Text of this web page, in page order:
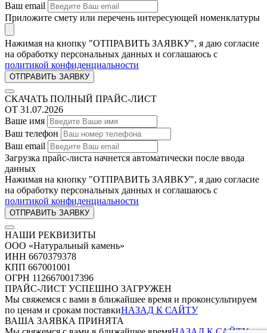
Ваш email
Приложите смету или перечень интересующей номенклатуры
Нажимая на кнопку "ОТПРАВИТЬ ЗАЯВКУ", я даю согласие
на обработку персональных данных и соглашаюсь c
политикой конфиденциальности
СКАЧАТЬ ПОЛНЫЙ ПРАЙС-ЛИСТ
ОТ 31.07.2026
Ваше имя
Ваш телефон
Ваш email
Загрузка прайс-листа начнется автоматически после ввода
данных
Нажимая на кнопку "ОТПРАВИТЬ ЗАЯВКУ", я даю согласие
на обработку персональных данных и соглашаюсь c
политикой конфиденциальности
НАШИ РЕКВИЗИТЫ
ООО «Натуральный камень»
ИНН 6670379378
КПП 667001001
ОГРН 1126670017396
ПРАЙС-ЛИСТ УСПЕШНО ЗАГРУЖЕН
Мы свяжемся с вами в ближайшее время и проконсультируем
по ценам и срокам поставкиНАЗАД К САЙТУ
ВАША ЗАЯВКА ПРИНЯТА